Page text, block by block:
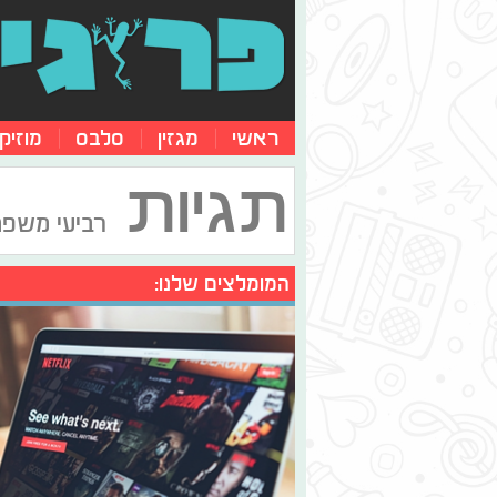
ראשי מגזין סלבס
תגיות רביעי
המומלצים שלנו: